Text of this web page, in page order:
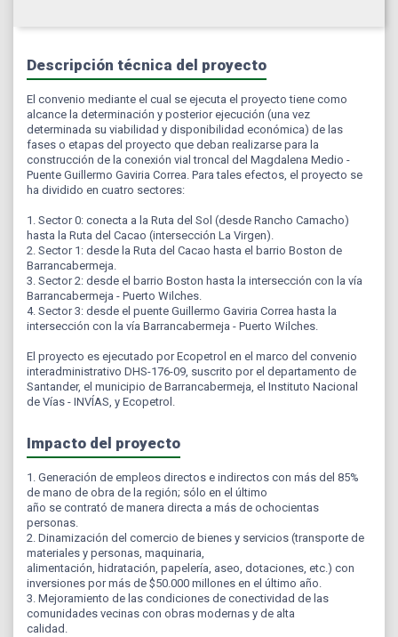
Descripción técnica del proyecto
El convenio mediante el cual se ejecuta el proyecto tiene como
alcance la determinación y posterior ejecución (una vez
determinada su viabilidad y disponibilidad económica) de las
fases o etapas del proyecto que deban realizarse para la
construcción de la conexión vial troncal del Magdalena Medio -
Puente Guillermo Gaviria Correa. Para tales efectos, el proyecto se
ha dividido en cuatro sectores:
1. Sector 0: conecta a la Ruta del Sol (desde Rancho Camacho)
hasta la Ruta del Cacao (intersección La Virgen).
2. Sector 1: desde la Ruta del Cacao hasta el barrio Boston de
Barrancabermeja.
3. Sector 2: desde el barrio Boston hasta la intersección con la vía
Barrancabermeja - Puerto Wilches.
4. Sector 3: desde el puente Guillermo Gaviria Correa hasta la
intersección con la vía Barrancabermeja - Puerto Wilches.
El proyecto es ejecutado por Ecopetrol en el marco del convenio
interadministrativo DHS-176-09, suscrito por el departamento de
Santander, el municipio de Barrancabermeja, el Instituto Nacional
de Vías - INVÍAS, y Ecopetrol.
Impacto del proyecto
1. Generación de empleos directos e indirectos con más del 85%
de mano de obra de la región; sólo en el último
año se contrató de manera directa a más de ochocientas
personas.
2. Dinamización del comercio de bienes y servicios (transporte de
materiales y personas, maquinaria,
alimentación, hidratación, papelería, aseo, dotaciones, etc.) con
inversiones por más de $50.000 millones en el último año.
3. Mejoramiento de las condiciones de conectividad de las
comunidades vecinas con obras modernas y de alta
calidad.